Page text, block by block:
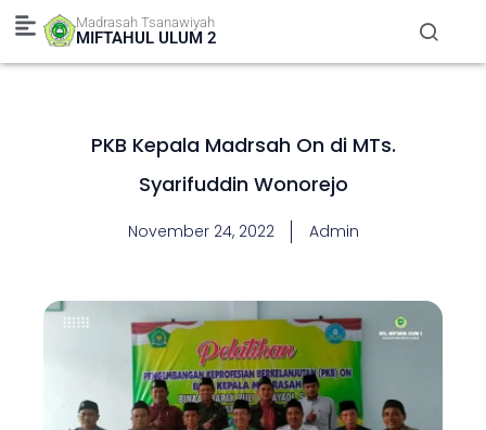
Skip
content
Madrasah Tsanawiyah
MIFTAHUL ULUM 2
PKB Kepala Madrsah On di MTs.
Syarifuddin Wonorejo
November 24, 2022 Admin